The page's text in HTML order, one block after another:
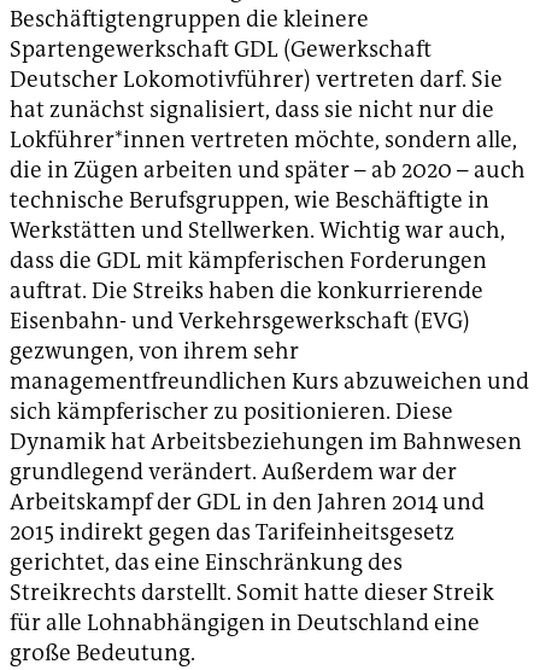
Beschäftigtengruppen die kleinere
Spartengewerkschaft GDL (Gewerkschaft
Deutscher Lokomotivführer) vertreten darf. Sie
hat zunächst signalisiert, dass sie nicht nur die
Lokführer*innen vertreten möchte, sondern alle,
die in Zügen arbeiten und später – ab 2020 – auch
technische Berufsgruppen, wie Beschäftigte in
Werkstätten und Stellwerken. Wichtig war auch,
dass die GDL mit kämpferischen Forderungen
auftrat. Die Streiks haben die konkurrierende
Eisenbahn- und Verkehrsgewerkschaft (EVG)
gezwungen, von ihrem sehr
managementfreundlichen Kurs abzuweichen und
sich kämpferischer zu positionieren. Diese
Dynamik hat Arbeitsbeziehungen im Bahnwesen
grundlegend verändert. Außerdem war der
Arbeitskampf der GDL in den Jahren 2014 und
2015 indirekt gegen das Tarifeinheitsgesetz
gerichtet, das eine Einschränkung des
Streikrechts darstellt. Somit hatte dieser Streik
für alle Lohnabhängigen in Deutschland eine
große Bedeutung.